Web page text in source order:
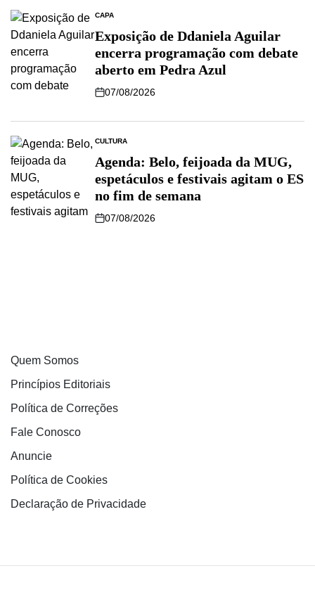
CAPA
Exposição de Ddaniela Aguilar
encerra programação com debate
aberto em Pedra Azul
07/08/2026
CULTURA
Agenda: Belo, feijoada da MUG,
espetáculos e festivais agitam o ES
no fim de semana
07/08/2026
Quem Somos
Princípios Editoriais
Política de Correções
Fale Conosco
Anuncie
Política de Cookies
Declaração de Privacidade